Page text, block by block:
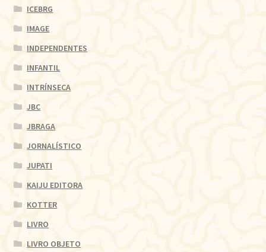
ICEBRG
IMAGE
INDEPENDENTES
INFANTIL
INTRÍNSECA
JBC
JBRAGA
JORNALÍSTICO
JUPATI
KAIJU EDITORA
KOTTER
LIVRO
LIVRO OBJETO